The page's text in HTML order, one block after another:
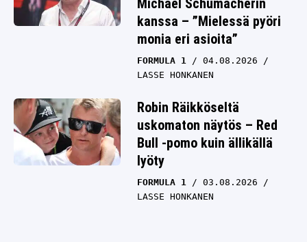
Michael Schumacherin
kanssa – ”Mielessä pyöri
monia eri asioita”
FORMULA 1
04.08.2026
LASSE HONKANEN
Robin Räikköseltä
uskomaton näytös – Red
Bull -pomo kuin ällikällä
lyöty
FORMULA 1
03.08.2026
LASSE HONKANEN